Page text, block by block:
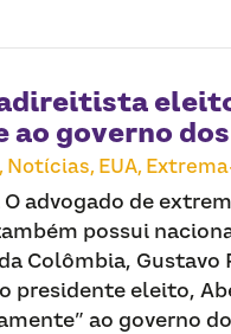
ao governo dos
Notícias, EUA,
O advogado de
possui
Colômbia,
presidente eleito,
ao governo